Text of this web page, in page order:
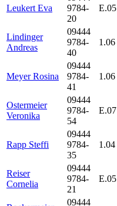
Leukert Eva
9784-
20
E.05
Lindinger
Andreas
09444
9784-
40
1.06
Meyer Rosina
09444
9784-
41
1.06
Ostermeier
Veronika
09444
9784-
54
E.07
Rapp Steffi
09444
9784-
35
1.04
Reiser
Cornelia
09444
9784-
21
E.05
09444